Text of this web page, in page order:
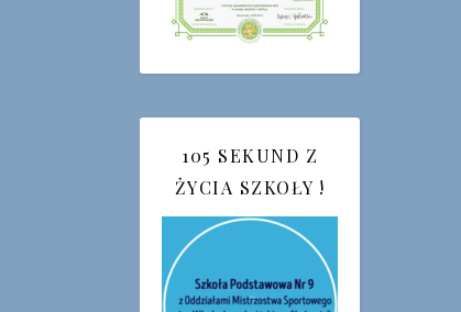
105 SEKUND Z
ŻYCIA SZKOŁY !